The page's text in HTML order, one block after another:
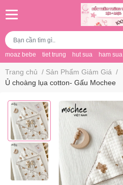
moaz bebe tiet trung hut sua ham sua
Trang chủ / Sản Phẩm Giảm Giá /
Ủ choàng lụa cotton- Gấu Mochee